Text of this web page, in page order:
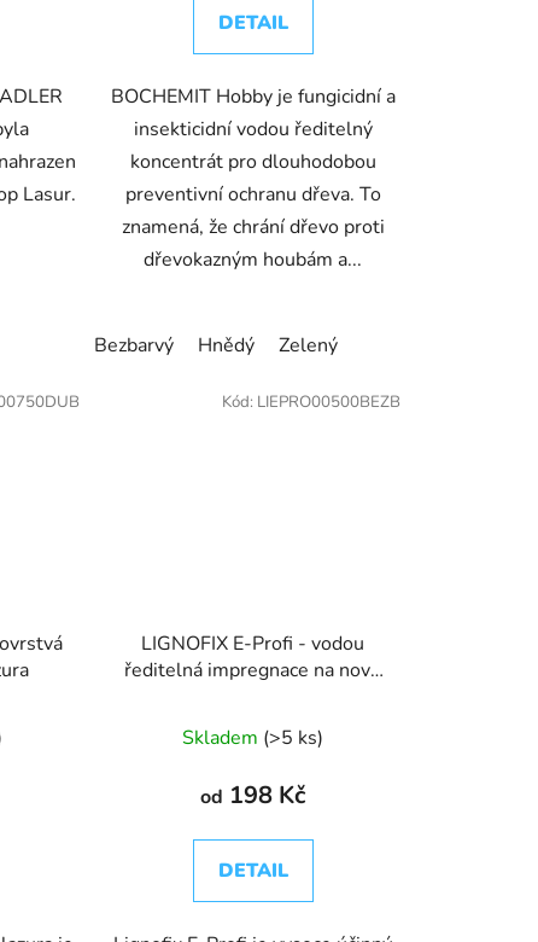
RAL 3020 - červená RAL 5015 - modrá
Lasur.
DETAIL
BOCHEMIT Hobby je fungicidní a
insekticidní vodou ředitelný
koncentrát pro dlouhodobou
preventivní ochranu dřeva. To
znamená, že chrání dřevo proti
dřevokazným houbám a...
Bezbarvý Hnědý Zelený
LIGNOFIX E-Profi - vodou
ředitelná impregnace na nové
Skladem (>5 ks)
od 198 Kč
DETAIL
Kód: LIEPRO00500BEZB